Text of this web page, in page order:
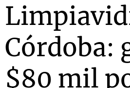
Córdoba:
$80 mil